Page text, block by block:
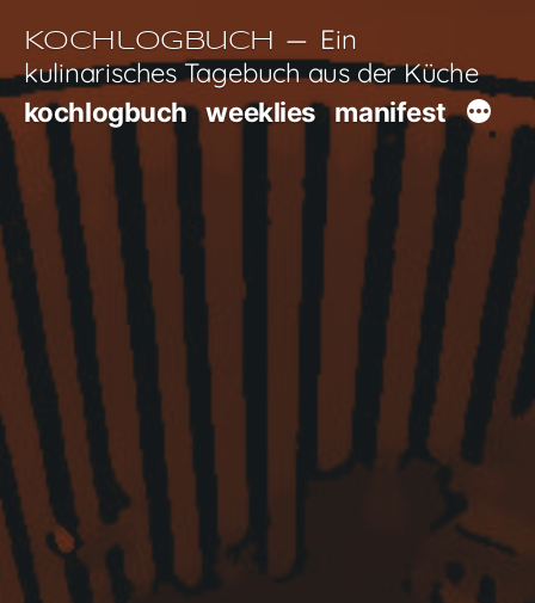
Inhalt
springen
Kochlogbuch
Ein
kulinarisches Tagebuch aus der Küche
kochlogbuch weeklies manifest